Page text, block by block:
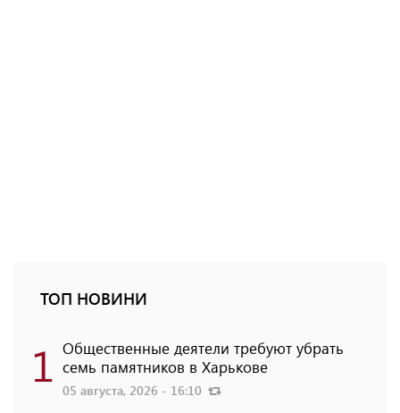
ТОП НОВИНИ
1 Общественные деятели требуют убрать
семь памятников в Харькове
05 августа, 2026 - 16:10